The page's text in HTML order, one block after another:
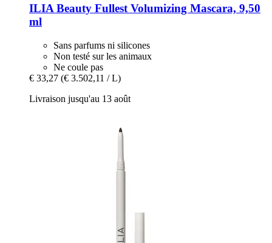
ILIA Beauty Fullest Volumizing Mascara, 9,50
ml
Sans parfums ni silicones
Non testé sur les animaux
Ne coule pas
€ 33,27 (€ 3.502,11 / L)
Livraison jusqu'au 13 août